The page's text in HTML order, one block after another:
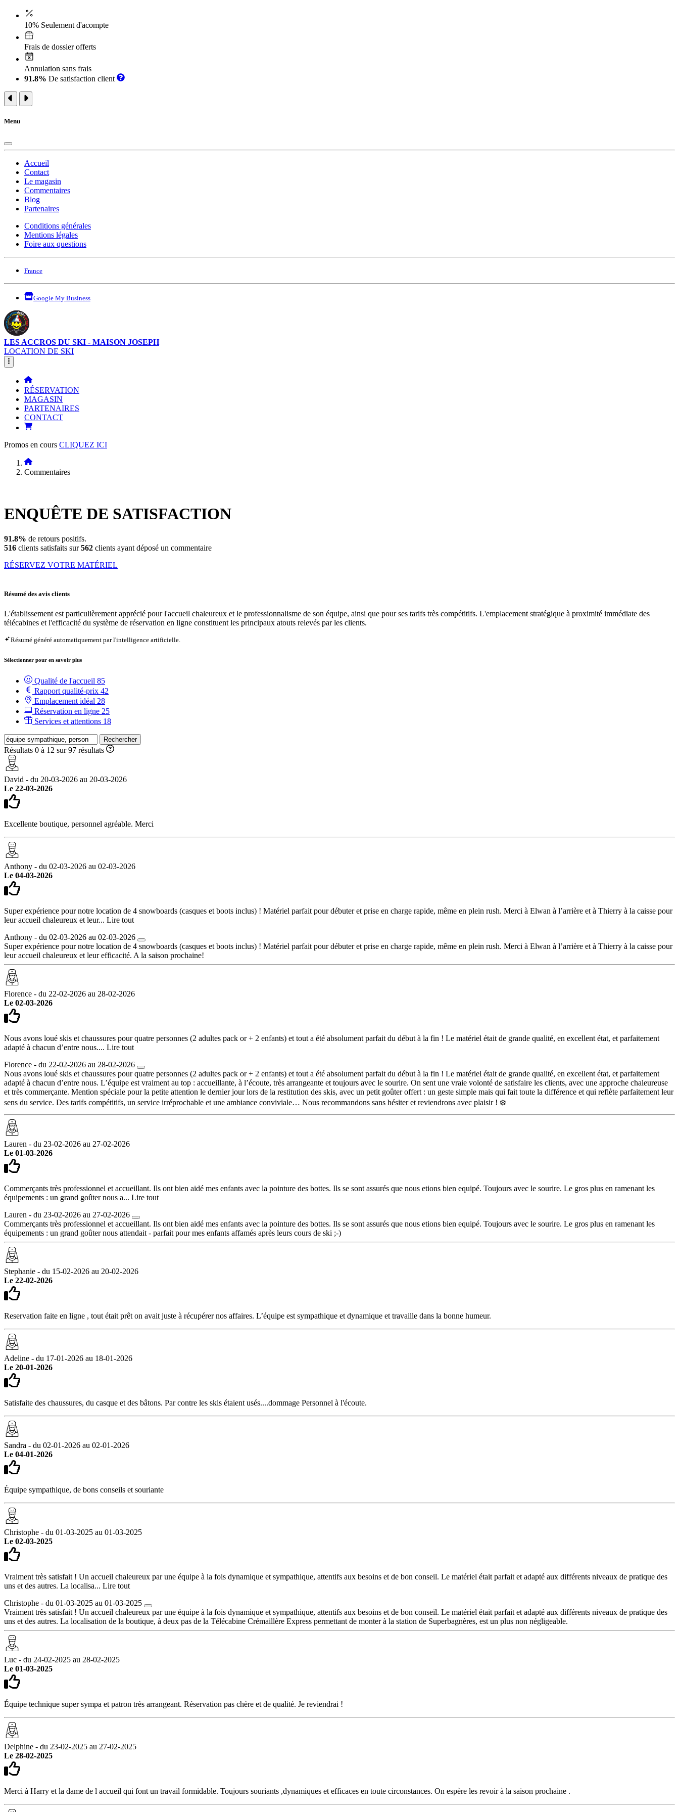
10% Seulement d'acompte
Frais de dossier offerts
Annulation sans frais
91.8% De satisfaction client
Menu
Accueil
Contact
Le magasin
Commentaires
Blog
Partenaires
Conditions générales
Mentions légales
Foire aux questions
France
Google My Business
LES ACCROS DU SKI - MAISON JOSEPH
LOCATION DE SKI
RÉSERVATION
MAGASIN
PARTENAIRES
CONTACT
Promos en cours CLIQUEZ ICI
Commentaires
ENQUÊTE DE SATISFACTION
91.8% de retours positifs.
516 clients satisfaits sur562 clients ayant déposé un commentaire
RÉSERVEZ VOTRE MATÉRIEL
Résumé des avis clients
L'établissement est particulièrement apprécié pour l'accueil chaleureux et le professionnalisme de son équipe, ainsi que pour ses tarifs très compétitifs. L'emplacement stratégique à proximité immédiate des
télécabines et l'efficacité du système de réservation en ligne constituent les principaux atouts relevés par les clients.
Résumé généré automatiquement par l'intelligence artificielle.
Sélectionner pour en savoir plus
Qualité de l'accueil 85
Rapport qualité-prix 42
Emplacement idéal 28
Réservation en ligne 25
Services et attentions 18
Rechercher
Résultats 0 à 12 sur 97 résultats
David - du 20-03-2026 au 20-03-2026
Le 22-03-2026
Excellente boutique, personnel agréable. Merci
Anthony - du 02-03-2026 au 02-03-2026
Le 04-03-2026
Super expérience pour notre location de 4 snowboards (casques et boots inclus) ! Matériel parfait pour débuter et prise en charge rapide, même en plein rush. Merci à Elwan à l’arrière et à Thierry à la caisse pour
leur accueil chaleureux et leur... Lire tout
Anthony - du 02-03-2026 au 02-03-2026
Super expérience pour notre location de 4 snowboards (casques et boots inclus) ! Matériel parfait pour débuter et prise en charge rapide, même en plein rush. Merci à Elwan à l’arrière et à Thierry à la caisse pour
leur accueil chaleureux et leur efficacité. A la saison prochaine!
Florence - du 22-02-2026 au 28-02-2026
Le 02-03-2026
Nous avons loué skis et chaussures pour quatre personnes (2 adultes pack or + 2 enfants) et tout a été absolument parfait du début à la fin ! Le matériel était de grande qualité, en excellent état, et parfaitement
adapté à chacun d’entre nous.... Lire tout
Florence - du 22-02-2026 au 28-02-2026
Nous avons loué skis et chaussures pour quatre personnes (2 adultes pack or + 2 enfants) et tout a été absolument parfait du début à la fin ! Le matériel était de grande qualité, en excellent état, et parfaitement
adapté à chacun d’entre nous. L’équipe est vraiment au top : accueillante, à l’écoute, très arrangeante et toujours avec le sourire. On sent une vraie volonté de satisfaire les clients, avec une approche chaleureuse
et très commerçante. Mention spéciale pour la petite attention le dernier jour lors de la restitution des skis, avec un petit goûter offert : un geste simple mais qui fait toute la différence et qui reflète parfaitement leur
sens du service. Des tarifs compétitifs, un service irréprochable et une ambiance conviviale… Nous recommandons sans hésiter et reviendrons avec plaisir ! ❄️
Lauren - du 23-02-2026 au 27-02-2026
Le 01-03-2026
Commerçants très professionnel et accueillant. Ils ont bien aidé mes enfants avec la pointure des bottes. Ils se sont assurés que nous etions bien equipé. Toujours avec le sourire. Le gros plus en ramenant les
équipements : un grand goûter nous a... Lire tout
Lauren - du 23-02-2026 au 27-02-2026
Commerçants très professionnel et accueillant. Ils ont bien aidé mes enfants avec la pointure des bottes. Ils se sont assurés que nous etions bien equipé. Toujours avec le sourire. Le gros plus en ramenant les
équipements : un grand goûter nous attendait - parfait pour mes enfants affamés après leurs cours de ski ;-)
Stephanie - du 15-02-2026 au 20-02-2026
Le 22-02-2026
Reservation faite en ligne , tout était prêt on avait juste à récupérer nos affaires. L’équipe est sympathique et dynamique et travaille dans la bonne humeur.
Adeline - du 17-01-2026 au 18-01-2026
Le 20-01-2026
Satisfaite des chaussures, du casque et des bâtons. Par contre les skis étaient usés....dommage Personnel à l'écoute.
Sandra - du 02-01-2026 au 02-01-2026
Le 04-01-2026
Équipe sympathique, de bons conseils et souriante
Christophe - du 01-03-2025 au 01-03-2025
Le 02-03-2025
Vraiment très satisfait ! Un accueil chaleureux par une équipe à la fois dynamique et sympathique, attentifs aux besoins et de bon conseil. Le matériel était parfait et adapté aux différents niveaux de pratique des
uns et des autres. La localisa... Lire tout
Christophe - du 01-03-2025 au 01-03-2025
Vraiment très satisfait ! Un accueil chaleureux par une équipe à la fois dynamique et sympathique, attentifs aux besoins et de bon conseil. Le matériel était parfait et adapté aux différents niveaux de pratique des
uns et des autres. La localisation de la boutique, à deux pas de la Télécabine Crémaillère Express permettant de monter à la station de Superbagnères, est un plus non négligeable.
Luc - du 24-02-2025 au 28-02-2025
Le 01-03-2025
Équipe technique super sympa et patron très arrangeant. Réservation pas chère et de qualité. Je reviendrai !
Delphine - du 23-02-2025 au 27-02-2025
Le 28-02-2025
Merci à Harry et la dame de l accueil qui font un travail formidable. Toujours souriants ,dynamiques et efficaces en toute circonstances. On espère les revoir à la saison prochaine .